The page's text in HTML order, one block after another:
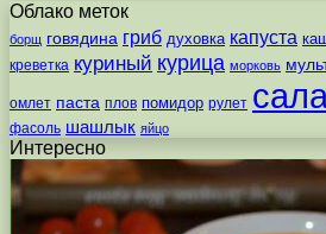
Облако меток
борщ говядина гриб духовка капуста
креветка куриный курица морковь
омлет паста плов помидор рулет
фасоль шашлык яйцо
Интересно